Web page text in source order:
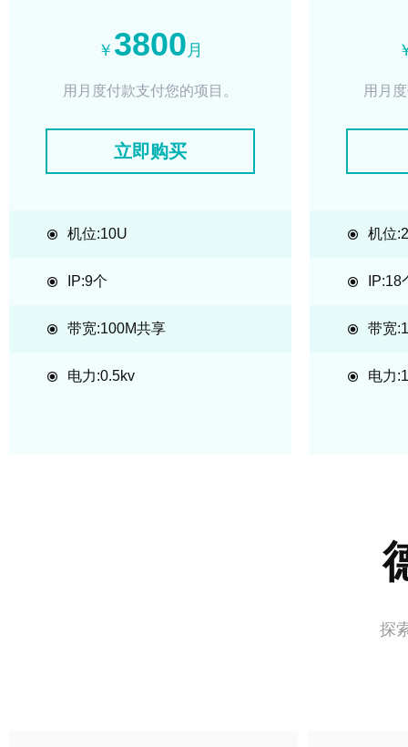
￥ 3800 月
用月度付款支付您的项目。
立即购买
机位:10U
IP:9个
带宽:100M共享
电力:0.5kv
用月
机位
IP:18
带宽
电力
探